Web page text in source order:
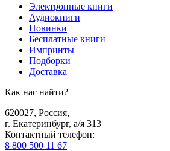
Электронные книги
Аудиокниги
Новинки
Бесплатные книги
Импринты
Подборки
Доставка
Как нас найти?
620027, Россия,
г. Екатеринбург, а/я 313
Контактный телефон:
8 800 500 11 67